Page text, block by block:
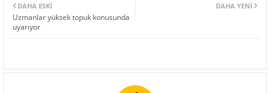
DAHA YENI
DAHA ESKI
Uzmanlar yüksek topuk konusunda
uyarıyor